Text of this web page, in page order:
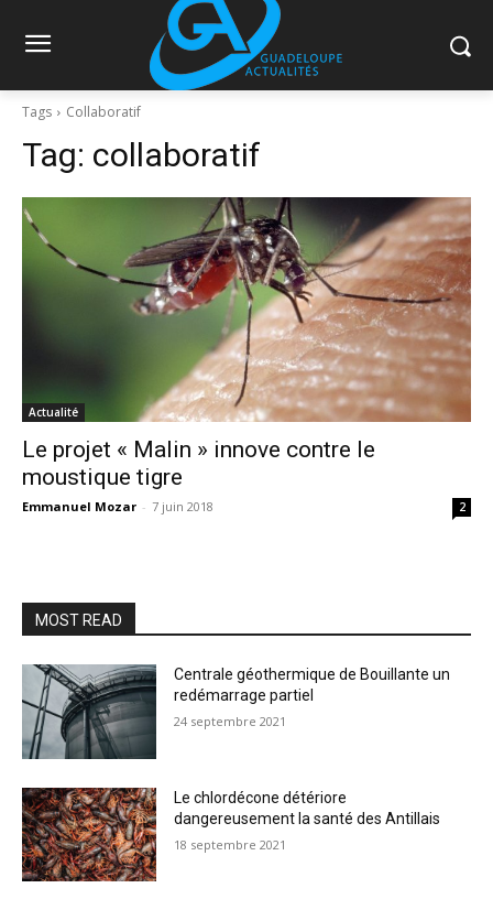
Tags Collaboratif
Tag: collaboratif
Actualité
Le projet « Malin » innove contre le
moustique tigre
Emmanuel Mozar - 7 juin 2018 2
MOST READ
Centrale géothermique de Bouillante un
redémarrage partiel
24 septembre 2021
Le chlordécone détériore
dangereusement la santé des Antillais
18 septembre 2021